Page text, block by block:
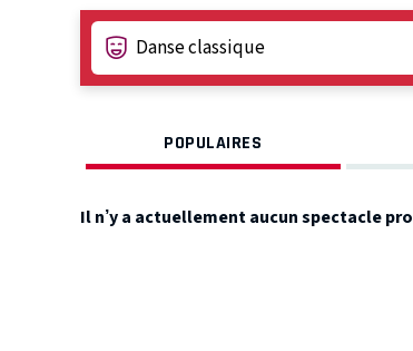
POPULAIRES
Il n’y a actuellement aucun spectacle